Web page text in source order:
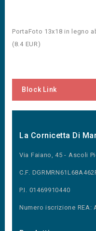
PortaFoto 13x18 in legno
(8.4 EUR )
Block Link
La Cornicetta Di
Via Faiano, 45 - Ascoli
C.F.
P.I. 01469910440
Numero iscrizione REA: